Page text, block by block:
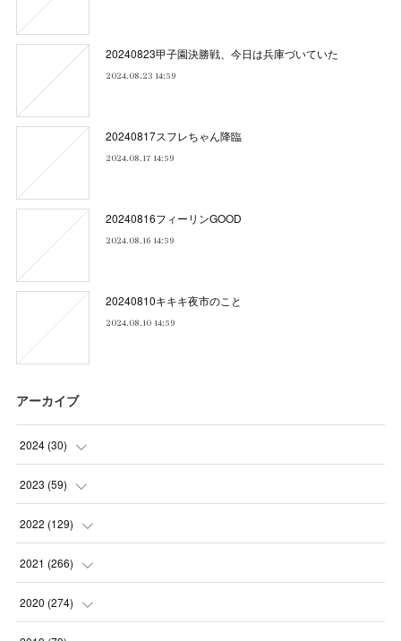
20240823甲子園決勝戦、今日は兵庫づいていた
2024.08.23 14:59
20240817スフレちゃん降臨
2024.08.17 14:59
20240816フィーリンGOOD
2024.08.16 14:59
20240810キキキ夜市のこと
2024.08.10 14:59
アーカイブ
2024 (30)
(5
(4)
(5)
(1)
2023 (59)
(4)
(2)
(8)
(9
2022 (129)
(5)
(7)
(11
2021 (266)
(23
2020 (274)